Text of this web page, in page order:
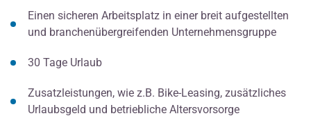
Einen sicheren Arbeitsplatz in einer breit aufgestellten
und branchenübergreifenden Unternehmensgruppe
30 Tage Urlaub
Zusatzleistungen, wie z.B. Bike-Leasing, zusätzliches
Urlaubsgeld und betriebliche Altersvorsorge